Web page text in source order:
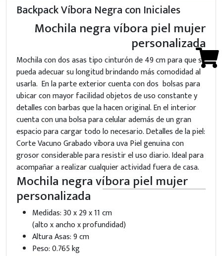
Backpack Víbora Negra con Iniciales
Mochila negra víbora piel mujer
personalizada
Mochila con dos asas tipo cinturón de 49 cm para que se
pueda adecuar su longitud brindando más comodidad al
usarla. En la parte exterior cuenta con dos bolsas para
ubicar con mayor facilidad objetos de uso constante y
detalles con barbas que la hacen original. En el interior
cuenta con una bolsa para celular además de un gran
espacio para cargar todo lo necesario. Detalles de la piel:
Corte Vacuno Grabado víbora uva Piel genuina con
grosor considerable para resistir el uso diario. Ideal para
acompañar a realizar cualquier actividad fuera de casa.
Mochila negra víbora piel mujer
personalizada
Medidas: 30 x 29 x 11 cm
(alto x ancho x profundidad)
Altura Asas: 9 cm
Peso: 0.765 kg